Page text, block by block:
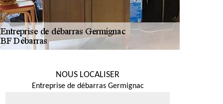
NOUS LOCALISER
Entreprise de débarras Germignac